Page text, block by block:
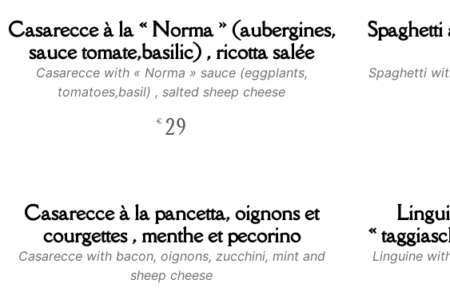
Casarecce à la « Norma » (aubergines,
sauce tomate,basilic) , ricotta salée
Casarecce with « Norma » sauce (eggplants,
tomatoes,basil) , salted sheep cheese
€ 29
Spaghetti
Casarecce à la pancetta, oignons et
courgettes , menthe et pecorino
Casarecce with bacon, oignons, zucchini, mint and
sheep cheese
«
Linguine